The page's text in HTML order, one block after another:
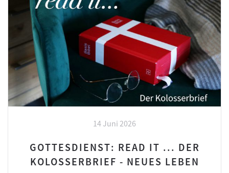
14 Juni 2026
GOTTESDIENST: READ IT ... DER
KOLOSSERBRIEF - NEUES LEBEN